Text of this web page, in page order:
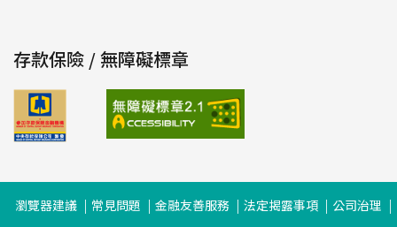
存款保險 / 無障礙標章
瀏覽器建議 常見問題 金融友善服務 法定揭露事項 公司治理